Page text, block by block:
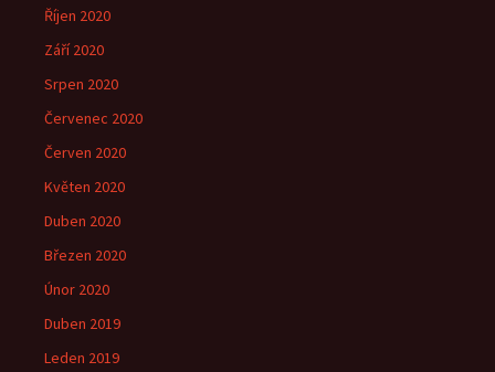
Říjen 2020
Září 2020
Srpen 2020
Červenec 2020
Červen 2020
Květen 2020
Duben 2020
Březen 2020
Únor 2020
Duben 2019
Leden 2019